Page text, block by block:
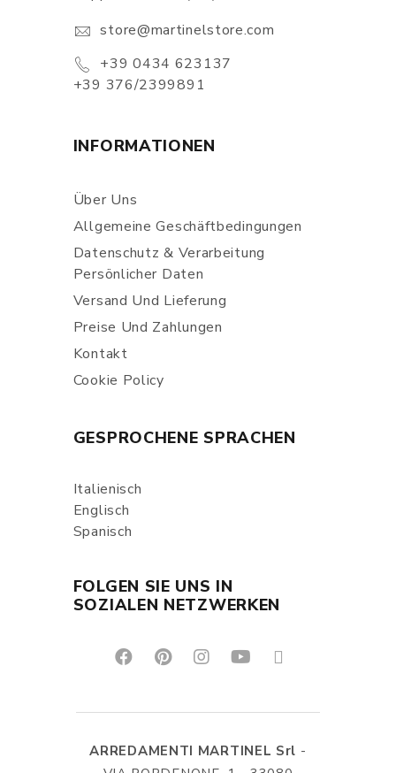
store@martinelstore.com
+39 0434 623137
+39 376/2399891
INFORMATIONEN
Über Uns
Allgemeine Geschäftbedingungen
Datenschutz & Verarbeitung
Persönlicher Daten
Versand Und Lieferung
Preise Und Zahlungen
Kontakt
Cookie Policy
GESPROCHENE SPRACHEN
Italienisch
Englisch
Spanisch
FOLGEN SIE UNS IN
SOZIALEN NETZWERKEN
ARREDAMENTI MARTINEL Srl -